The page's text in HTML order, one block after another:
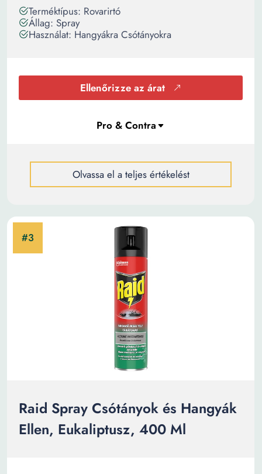
Terméktípus: Rovarirtó
Állag: Spray
Használat: Hangyákra Csótányokra
Ellenőrizze az árat
Olvassa el a teljes értékelést
Raid Spray Csótányok és Hangyák
Ellen, Eukaliptusz, 400 Ml